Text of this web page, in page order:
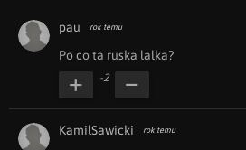
pau rok temu
Po co ta ruska lalka?
-2
KamilSawicki rok temu